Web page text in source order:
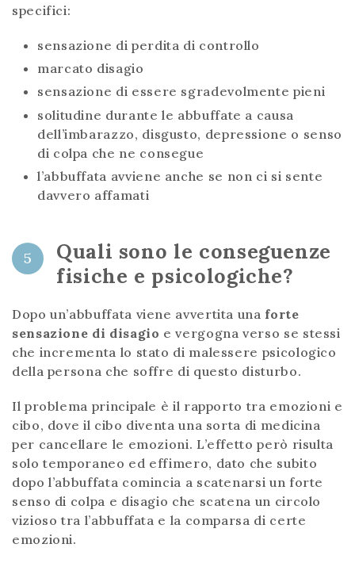
specifici:
sensazione di perdita di controllo
marcato disagio
sensazione di essere sgradevolmente pieni
solitudine durante le abbuffate a causa
dell’imbarazzo, disgusto, depressione o senso
di colpa che ne consegue
l’abbuffata avviene anche se non ci si sente
davvero affamati
5
Quali sono le conseguenze
fisiche e psicologiche?
Dopo un’abbuffata viene avvertita una forte
sensazione di disagio e vergogna verso se stessi
che incrementa lo stato di malessere psicologico
della persona che soffre di questo disturbo.
Il problema principale è il rapporto tra emozioni e
cibo, dove il cibo diventa una sorta di medicina
per cancellare le emozioni. L’effetto però risulta
solo temporaneo ed effimero, dato che subito
dopo l’abbuffata comincia a scatenarsi un forte
senso di colpa e disagio che scatena un circolo
vizioso tra l’abbuffata e la comparsa di certe
emozioni.